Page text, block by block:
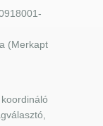
(Merkapt